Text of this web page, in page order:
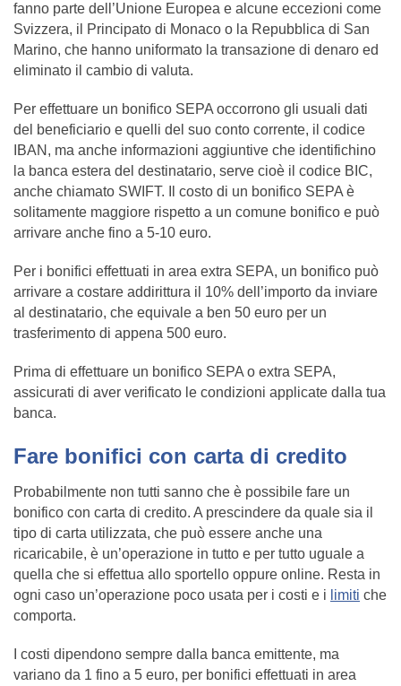
fanno parte dell’Unione Europea e alcune eccezioni come
Svizzera, il Principato di Monaco o la Repubblica di San
Marino, che hanno uniformato la transazione di denaro ed
eliminato il cambio di valuta.
Per effettuare un bonifico SEPA occorrono gli usuali dati
del beneficiario e quelli del suo conto corrente, il codice
IBAN, ma anche informazioni aggiuntive che identifichino
la banca estera del destinatario, serve cioè il codice BIC,
anche chiamato SWIFT. Il costo di un bonifico SEPA è
solitamente maggiore rispetto a un comune bonifico e può
arrivare anche fino a 5-10 euro.
Per i bonifici effettuati in area extra SEPA, un bonifico può
arrivare a costare addirittura il 10% dell’importo da inviare
al destinatario, che equivale a ben 50 euro per un
trasferimento di appena 500 euro.
Prima di effettuare un bonifico SEPA o extra SEPA,
assicurati di aver verificato le condizioni applicate dalla tua
banca.
Fare bonifici con carta di credito
Probabilmente non tutti sanno che è possibile fare un
bonifico con carta di credito. A prescindere da quale sia il
tipo di carta utilizzata, che può essere anche una
ricaricabile, è un’operazione in tutto e per tutto uguale a
quella che si effettua allo sportello oppure online. Resta in
ogni caso un’operazione poco usata per i costi e i limiti che
comporta.
I costi dipendono sempre dalla banca emittente, ma
variano da 1 fino a 5 euro, per bonifici effettuati in area